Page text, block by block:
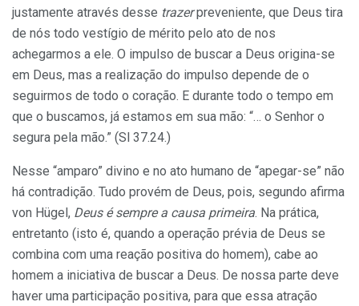
justamente através desse trazerpreveniente, que Deus tira
de nós todo vestígio de mérito pelo ato de nos
achegarmos a ele. O impulso de buscar a Deus origina-se
em Deus, mas a realização do impulso depende de o
seguirmos de todo o coração. E durante todo o tempo em
que o buscamos, já estamos em sua mão: “… o Senhor o
segura pela mão.” (Sl 37.24.)
Nesse “amparo” divino e no ato humano de “apegar-se” não
há contradição. Tudo provém de Deus, pois, segundo afirma
von Hügel, Deus é sempre a causa primeira. Na prática,
entretanto (isto é, quando a operação prévia de Deus se
combina com uma reação positiva do homem), cabe ao
homem a iniciativa de buscar a Deus. De nossa parte deve
haver uma participação positiva, para que essa atração